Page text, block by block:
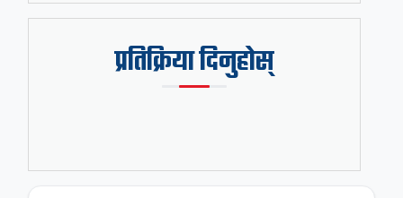
प्रतिक्रिया दिनुहोस्